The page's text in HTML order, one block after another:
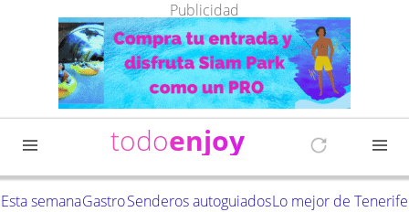
Publicidad
todoenjoy
Esta semanaGastroSenderos autoguiadosLo mejor de Tenerife